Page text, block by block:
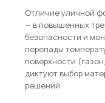
Отличие уличной
— в повышенных
безопасности и
перепады
поверхности
диктуют выбор
решений.